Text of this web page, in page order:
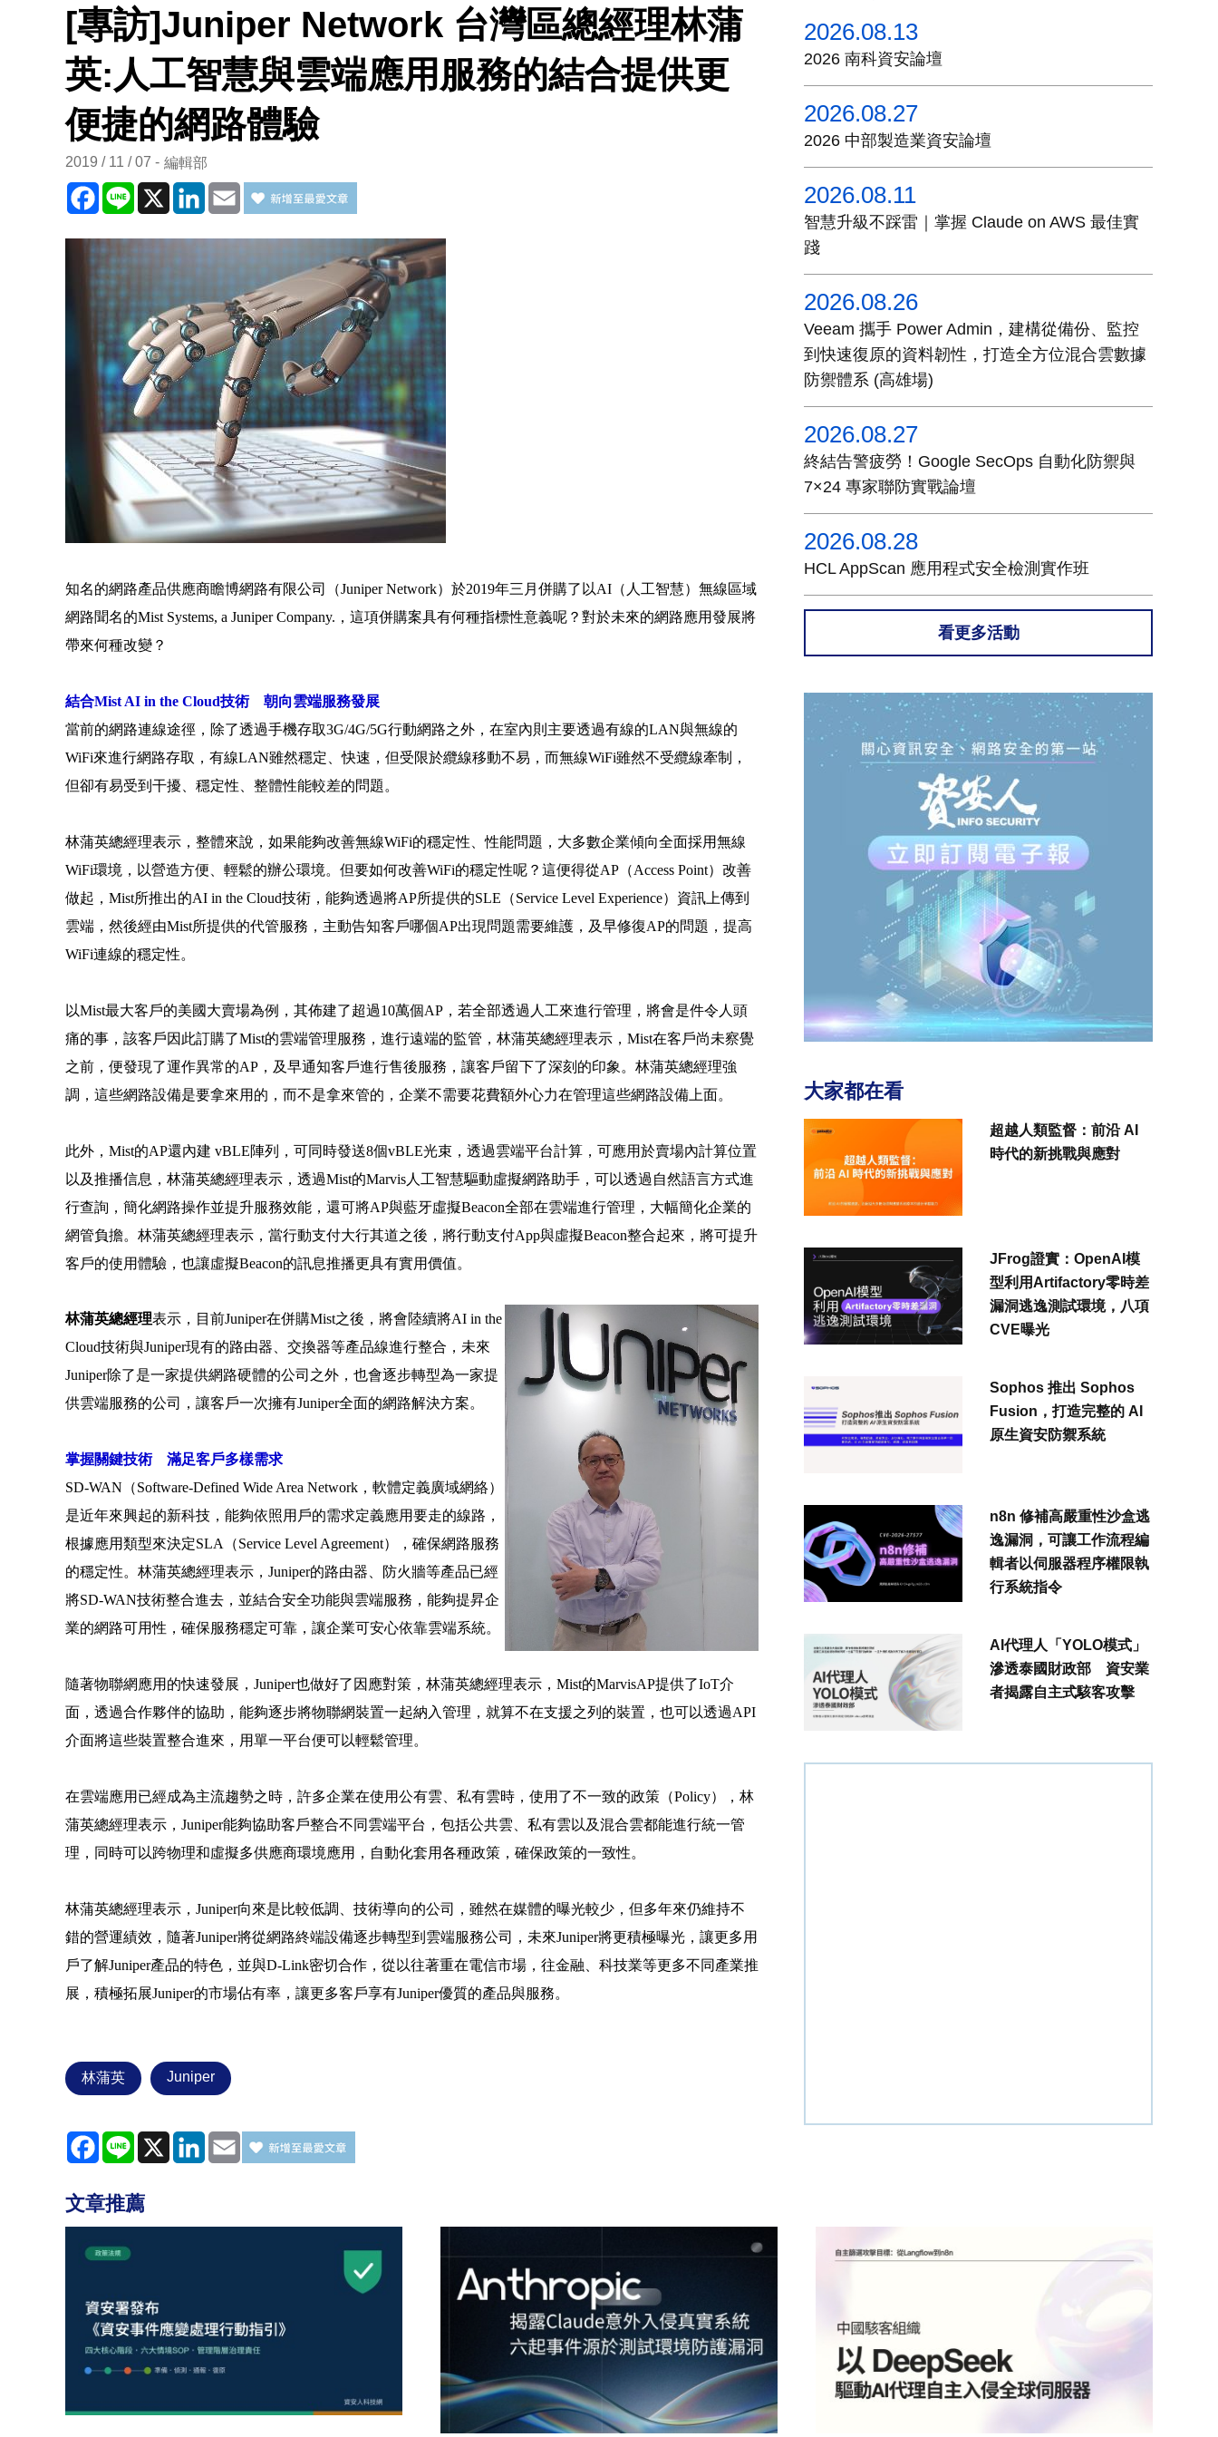
[專訪]Juniper Network 台灣區總經理林蒲
英:人工智慧與雲端應用服務的結合提供更
便捷的網路體驗
2019 / 11 / 07 編輯部
Facebook
Line X LinkedInEmail
知名的網路產品供應商瞻博網路有限公司（Juniper Network）於2019年三月併購了以AI（人工智慧）無線區域
網路聞名的Mist Systems, a Juniper Company.，這項併購案具有何種指標性意義呢？對於未來的網路應用發展將
帶來何種改變？
結合Mist AI in the Cloud技術 朝向雲端服務發展
當前的網路連線途徑，除了透過手機存取3G/4G/5G行動網路之外，在室內則主要透過有線的LAN與無線的
WiFi來進行網路存取，有線LAN雖然穩定、快速，但受限於纜線移動不易，而無線WiFi雖然不受纜線牽制，
但卻有易受到干擾、穩定性、整體性能較差的問題。
林蒲英總經理表示，整體來說，如果能夠改善無線WiFi的穩定性、性能問題，大多數企業傾向全面採用無線
WiFi環境，以營造方便、輕鬆的辦公環境。但要如何改善WiFi的穩定性呢？這便得從AP（Access Point）改善
做起，Mist所推出的AI in the Cloud技術，能夠透過將AP所提供的SLE（Service Level Experience）資訊上傳到
雲端，然後經由Mist所提供的代管服務，主動告知客戶哪個AP出現問題需要維護，及早修復AP的問題，提高
WiFi連線的穩定性。
以Mist最大客戶的美國大賣場為例，其佈建了超過10萬個AP，若全部透過人工來進行管理，將會是件令人頭
痛的事，該客戶因此訂購了Mist的雲端管理服務，進行遠端的監管，林蒲英總經理表示，Mist在客戶尚未察覺
之前，便發現了運作異常的AP，及早通知客戶進行售後服務，讓客戶留下了深刻的印象。林蒲英總經理強
調，這些網路設備是要拿來用的，而不是拿來管的，企業不需要花費額外心力在管理這些網路設備上面。
此外，Mist的AP還內建 vBLE陣列，可同時發送8個vBLE光束，透過雲端平台計算，可應用於賣場內計算位置
以及推播信息，林蒲英總經理表示，透過Mist的Marvis人工智慧驅動虛擬網路助手，可以透過自然語言方式進
行查詢，簡化網路操作並提升服務效能，還可將AP與藍牙虛擬Beacon全部在雲端進行管理，大幅簡化企業的
網管負擔。林蒲英總經理表示，當行動支付大行其道之後，將行動支付App與虛擬Beacon整合起來，將可提升
客戶的使用體驗，也讓虛擬Beacon的訊息推播更具有實用價值。
林蒲英總經理表示，目前Juniper在併購Mist之後，將會陸續將AI in the
Cloud技術與Juniper現有的路由器、交換器等產品線進行整合，未來
Juniper除了是一家提供網路硬體的公司之外，也會逐步轉型為一家提
供雲端服務的公司，讓客戶一次擁有Juniper全面的網路解決方案。
掌握關鍵技術 滿足客戶多樣需求
SD-WAN（Software-Defined Wide Area Network，軟體定義廣域網絡）
是近年來興起的新科技，能夠依照用戶的需求定義應用要走的線路，
根據應用類型來決定SLA（Service Level Agreement），確保網路服務
的穩定性。林蒲英總經理表示，Juniper的路由器、防火牆等產品已經
將SD-WAN技術整合進去，並結合安全功能與雲端服務，能夠提昇企
業的網路可用性，確保服務穩定可靠，讓企業可安心依靠雲端系統。
隨著物聯網應用的快速發展，Juniper也做好了因應對策，林蒲英總經理表示，Mist的MarvisAP提供了IoT介
面，透過合作夥伴的協助，能夠逐步將物聯網裝置一起納入管理，就算不在支援之列的裝置，也可以透過API
介面將這些裝置整合進來，用單一平台便可以輕鬆管理。
在雲端應用已經成為主流趨勢之時，許多企業在使用公有雲、私有雲時，使用了不一致的政策（Policy），林
蒲英總經理表示，Juniper能夠協助客戶整合不同雲端平台，包括公共雲、私有雲以及混合雲都能進行統一管
理，同時可以跨物理和虛擬多供應商環境應用，自動化套用各種政策，確保政策的一致性。
林蒲英總經理表示，Juniper向來是比較低調、技術導向的公司，雖然在媒體的曝光較少，但多年來仍維持不
錯的營運績效，隨著Juniper將從網路終端設備逐步轉型到雲端服務公司，未來Juniper將更積極曝光，讓更多用
戶了解Juniper產品的特色，並與D-Link密切合作，從以往著重在電信市場，往金融、科技業等更多不同產業推
展，積極拓展Juniper的市場佔有率，讓更多客戶享有Juniper優質的產品與服務。
林蒲英 Juniper
Facebook
Line X LinkedInEmail
2026.08.13
2026 南科資安論壇
2026.08.27
2026 中部製造業資安論壇
2026.08.11
智慧升級不踩雷｜掌握 Claude on AWS 最佳實
踐
2026.08.26
Veeam 攜手 Power Admin，建構從備份、監控
到快速復原的資料韌性，打造全方位混合雲數據
防禦體系 (高雄場)
2026.08.27
終結告警疲勞！Google SecOps 自動化防禦與
7×24 專家聯防實戰論壇
2026.08.28
HCL AppScan 應用程式安全檢測實作班
看更多活動
大家都在看
超越人類監督：前沿 AI
時代的新挑戰與應對
JFrog證實：OpenAI模
型利用Artifactory零時差
漏洞逃逸測試環境，八項
CVE曝光
Sophos 推出 Sophos
Fusion，打造完整的 AI
原生資安防禦系統
n8n 修補高嚴重性沙盒逃
逸漏洞，可讓工作流程編
輯者以伺服器程序權限執
行系統指令
AI代理人「YOLO模式」
滲透泰國財政部 資安業
者揭露自主式駭客攻擊
文章推薦